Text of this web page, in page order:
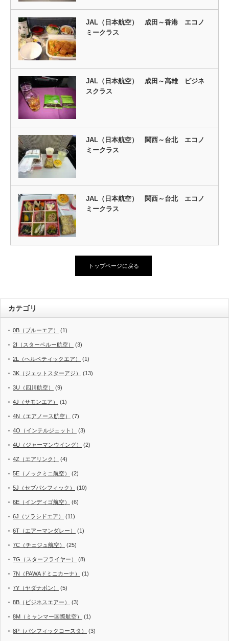
JAL（日本航空） 成田～香港 エコノ
ミークラス
JAL（日本航空） 成田～高雄 ビジネ
スクラス
JAL（日本航空） 関西～台北 エコノ
ミークラス
JAL（日本航空） 関西～台北 エコノ
ミークラス
トップページに戻る
カテゴリ
0B（ブルーエア） (1)
2I（スターペルー航空） (3)
2L（ヘルベティックエア） (1)
3K（ジェットスターアジ） (13)
3U（四川航空） (9)
4J（サモンエア） (1)
4N（エアノース航空） (7)
4O（インテルジェット） (3)
4U（ジャーマンウイング） (2)
4Z（エアリンク） (4)
5E（ノックミニ航空） (2)
5J（セブパシフィック） (10)
6E（インディゴ航空） (6)
6J（ソラシドエア） (11)
6T（エアーマンダレー） (1)
7C（チェジュ航空） (25)
7G（スターフライヤー） (8)
7N（PAWAドミニカーナ） (1)
7Y（ヤダナポン） (5)
8B（ビジネスエアー） (3)
8M（ミャンマー国際航空） (1)
8P（パシフィックコースタ） (3)